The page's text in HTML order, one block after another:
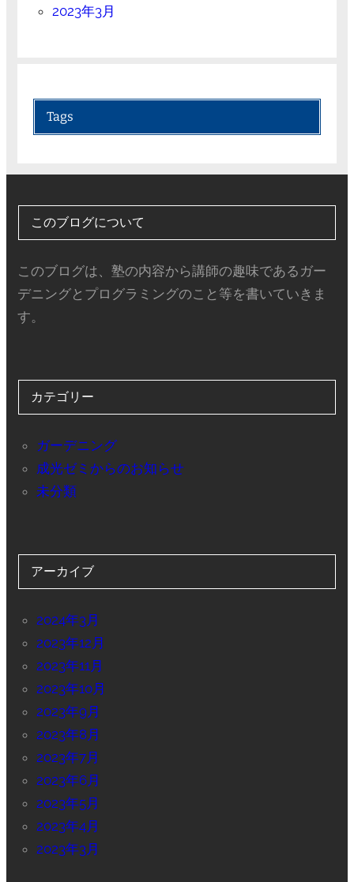
2023年3月
Tags
このブログについて
このブログは、塾の内容から講師の趣味であるガー
デニングとプログラミングのこと等を書いていきま
す。
カテゴリー
ガーデニング
成光ゼミからのお知らせ
未分類
アーカイブ
2024年3月
2023年12月
2023年11月
2023年10月
2023年9月
2023年8月
2023年7月
2023年6月
2023年5月
2023年4月
2023年3月